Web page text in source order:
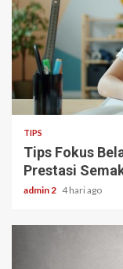
3 min read
TIPS
Tips Fokus
Prestasi
admin 2 4 hari ago